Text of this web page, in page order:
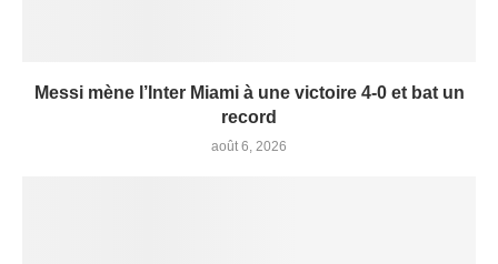
Messi mène l’Inter Miami à une victoire 4-0 et bat un
record
août 6, 2026